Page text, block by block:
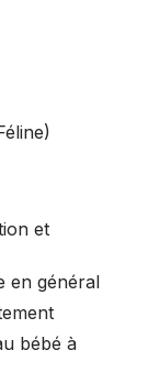
et
en général
bébé à